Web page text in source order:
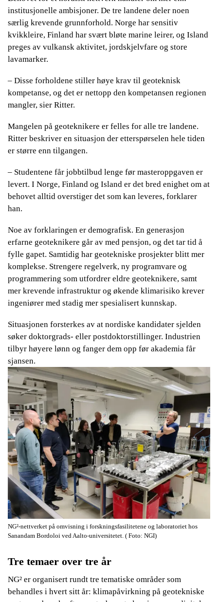
institusjonelle ambisjoner. De tre landene deler noen
særlig krevende grunnforhold. Norge har sensitiv
kvikkleire, Finland har svært bløte marine leirer, og Island
preges av vulkansk aktivitet, jordskjelvfare og store
lavamarker.
– Disse forholdene stiller høye krav til geoteknisk
kompetanse, og det er nettopp den kompetansen regionen
mangler, sier Ritter.
Mangelen på geoteknikere er felles for alle tre landene.
Ritter beskriver en situasjon der etterspørselen hele tiden
er større enn tilgangen.
– Studentene får jobbtilbud lenge før masteroppgaven er
levert. I Norge, Finland og Island er det bred enighet om at
behovet alltid overstiger det som kan leveres, forklarer
han.
Noe av forklaringen er demografisk. En generasjon
erfarne geoteknikere går av med pensjon, og det tar tid å
fylle gapet. Samtidig har geotekniske prosjekter blitt mer
komplekse. Strengere regelverk, ny programvare og
programmering som utfordrer eldre geoteknikere, samt
mer krevende infrastruktur og økende klimarisiko krever
ingeniører med stadig mer spesialisert kunnskap.
Situasjonen forsterkes av at nordiske kandidater sjelden
søker doktorgrads- eller postdoktorstillinger. Industrien
tilbyr høyere lønn og fanger dem opp før akademia får
sjansen.
NG²-nettverket på omvisning i forskningsfasilitetene og laboratoriet hos
Sanandam Bordoloi ved Aalto-universitetet. ( Foto: NGI)
Tre temaer over tre år
NG² er organisert rundt tre tematiske områder som
behandles i hvert sitt år: klimapåvirkning på geotekniske